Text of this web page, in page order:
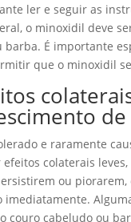
ler e seguir as
o minoxidil deve
barba. É importante
que o minoxidil
de
e raramente
colaterais
ou
couro cabeludo ou